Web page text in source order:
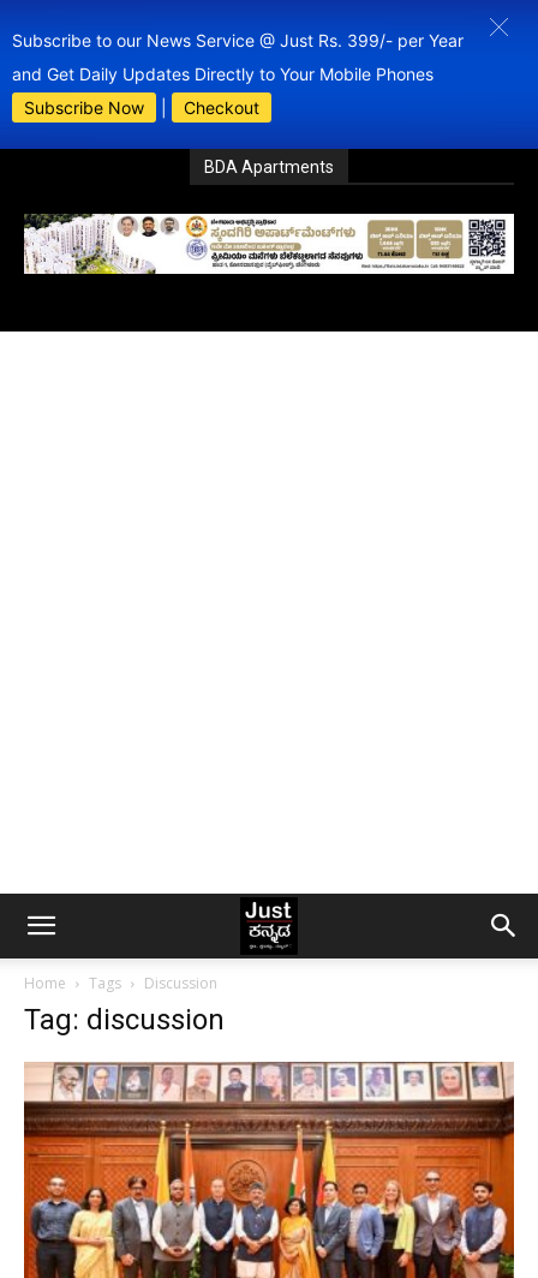
Subscribe to our News Service @ Just Rs. 399/- per Year
and Get Daily Updates Directly to Your Mobile Phones
Subscribe Now
Checkout
BDA Apartments
Home Tags Discussion
Tag: discussion